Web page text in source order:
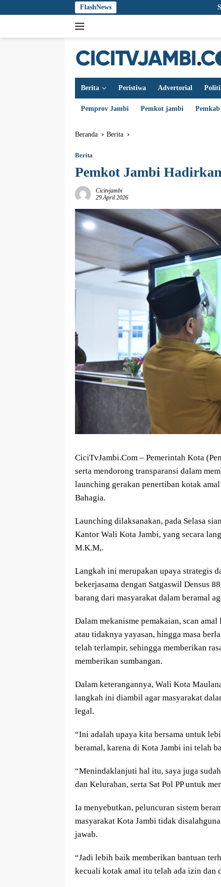
ke
FlashNews Sidang Korupsi
Berita Peristiwa Advertorial
Pemprov Jambi Pemkot jambi
Beranda Berita
Berita
Pemkot Jambi
Cicitvjambi
29 April 2026
CiciTvJambi.Com – Pemerintah Kota
serta mendorong transparansi dalam
launching gerakan penertiban kotak
Bahagia.
Launching dilaksanakan, pada Selasa
Kantor Wali Kota Jambi, yang secara
M.K.M,.
Langkah ini merupakan upaya strategis
bekerjasama dengan Satgaswil Densus
barang dari masyarakat dalam beramal
Dalam mekanisme pemakaian, scan
atau tidaknya yayasan, hingga masa
telah terlampir, sehingga memberikan
memberikan sumbangan.
Dalam keterangannya, Wali Kota
langkah ini diambil agar masyarakat
legal.
“Ini adalah upaya kita bersama untuk
beramal, karena di Kota Jambi ini telah
“Menindaklanjuti hal itu, saya juga
dan Kelurahan, serta Sat Pol PP untuk
Ia menyebutkan, peluncuran sistem
masyarakat Kota Jambi tidak
jawab.
“Jadi lebih baik memberikan bantuan
kecuali kotak amal itu telah ada izin dan